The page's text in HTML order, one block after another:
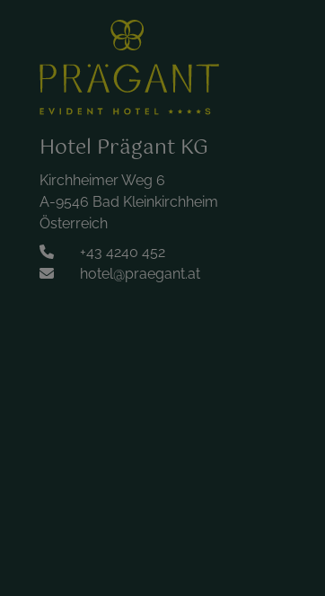
Hotel Prägant KG
Kirchheimer Weg 6
A-9546 Bad Kleinkirchheim
Österreich
+43 4240 452
hotel@praegant.at